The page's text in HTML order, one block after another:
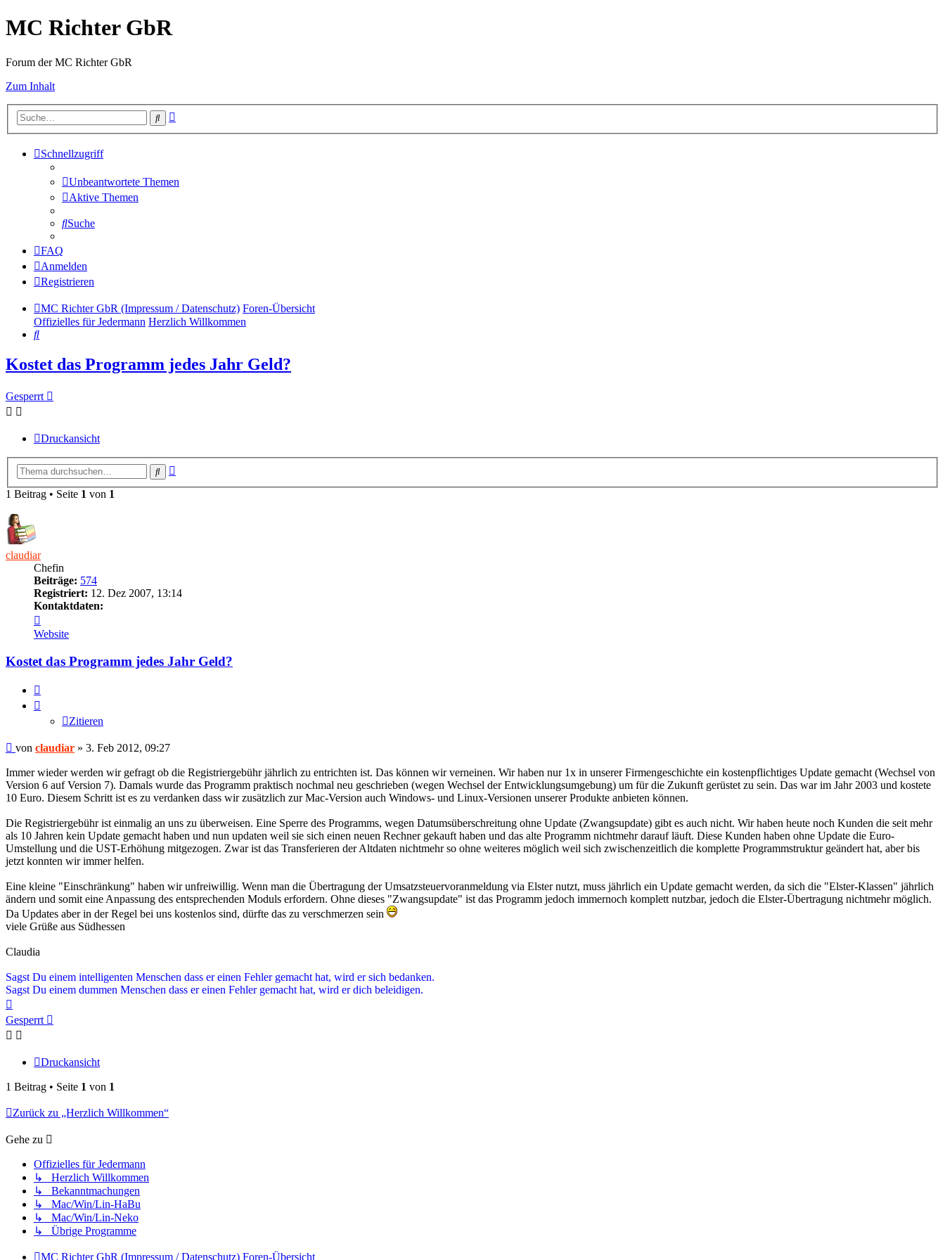
MC Richter GbR
Forum der MC Richter GbR
Zum Inhalt
Suche
Schnellzugriff
Unbeantwortete Themen
Aktive Themen
Suche
FAQ
Anmelden
Registrieren
MC Richter GbR (Impressum / Datenschutz) Foren-Übersicht
Offizielles für Jedermann Herzlich Willkommen
Suche
Kostet das Programm jedes Jahr Geld?
Gesperrt
Druckansicht
Suche
1 Beitrag • Seite 1 von 1
claudiar
Chefin
Beiträge: 574
Registriert: 12. Dez 2007, 13:14
Kontaktdaten:
von
claudiar
Website
Kostet das Programm jedes Jahr Geld?
Zitieren
Beitrag
von claudiar » 3. Feb 2012, 09:27
Immer wieder werden wir gefragt ob die Registriergebühr jährlich zu entrichten ist. Das können wir verneinen. Wir haben nur 1x in unserer Firmengeschichte ein kostenpflichtiges Update gemacht (Wechsel von
Version 6 auf Version 7). Damals wurde das Programm praktisch nochmal neu geschrieben (wegen Wechsel der Entwicklungsumgebung) um für die Zukunft gerüstet zu sein. Das war im Jahr 2003 und kostete
10 Euro. Diesem Schritt ist es zu verdanken dass wir zusätzlich zur Mac-Version auch Windows- und Linux-Versionen unserer Produkte anbieten können.
Die Registriergebühr ist einmalig an uns zu überweisen. Eine Sperre des Programms, wegen Datumsüberschreitung ohne Update (Zwangsupdate) gibt es auch nicht. Wir haben heute noch Kunden die seit mehr
als 10 Jahren kein Update gemacht haben und nun updaten weil sie sich einen neuen Rechner gekauft haben und das alte Programm nichtmehr darauf läuft. Diese Kunden haben ohne Update die Euro-
Umstellung und die UST-Erhöhung mitgezogen. Zwar ist das Transferieren der Altdaten nichtmehr so ohne weiteres möglich weil sich zwischenzeitlich die komplette Programmstruktur geändert hat, aber bis
jetzt konnten wir immer helfen.
Eine kleine "Einschränkung" haben wir unfreiwillig. Wenn man die Übertragung der Umsatzsteuervoranmeldung via Elster nutzt, muss jährlich ein Update gemacht werden, da sich die "Elster-Klassen" jährlich
ändern und somit eine Anpassung des entsprechenden Moduls erfordern. Ohne dieses "Zwangsupdate" ist das Programm jedoch immernoch komplett nutzbar, jedoch die Elster-Übertragung nichtmehr möglich.
Da Updates aber in der Regel bei uns kostenlos sind, dürfte das zu verschmerzen sein
viele Grüße aus Südhessen
Claudia
Sagst Du einem intelligenten Menschen dass er einen Fehler gemacht hat, wird er sich bedanken.
Sagst Du einem dummen Menschen dass er einen Fehler gemacht hat, wird er dich beleidigen.
oben
Gesperrt
Druckansicht
1 Beitrag • Seite 1 von 1
Zurück zu „Herzlich Willkommen“
Gehe zu
Offizielles für Jedermann
↳ Herzlich Willkommen
↳ Bekanntmachungen
↳ Mac/Win/Lin-HaBu
↳ Mac/Win/Lin-Neko
↳ Übrige Programme
MC Richter GbR (Impressum / Datenschutz) Foren-Übersicht